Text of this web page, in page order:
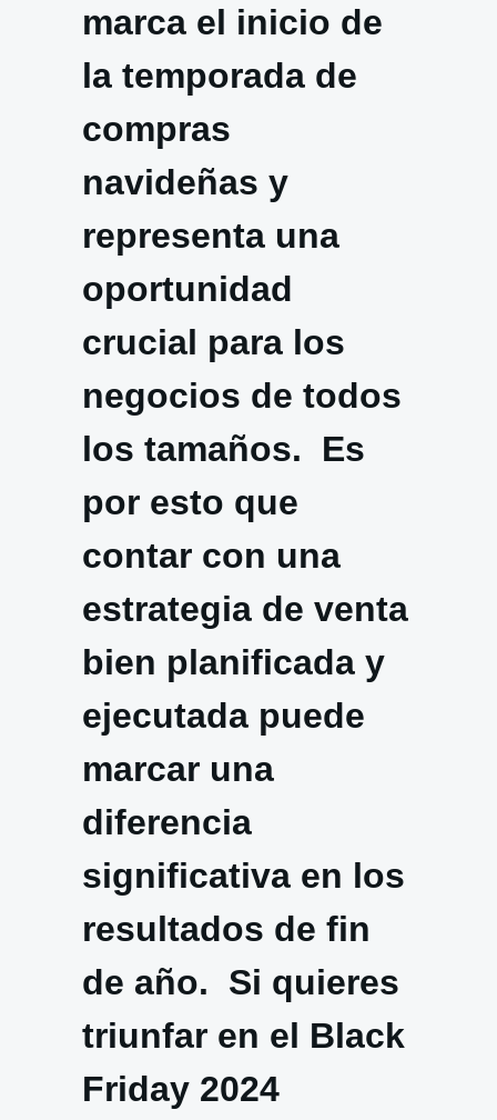
marca el inicio de
la temporada de
compras
navideñas y
representa una
oportunidad
crucial para los
negocios de todos
los tamaños. Es
por esto que
contar con una
estrategia de venta
bien planificada y
ejecutada puede
marcar una
diferencia
significativa en los
resultados de fin
de año. Si quieres
triunfar en el Black
Friday 2024